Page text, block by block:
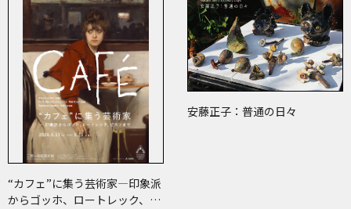
“カフェ”に集う芸術家―印象派
からゴッホ、ロートレック、ピ
安藤正子：普通の日々